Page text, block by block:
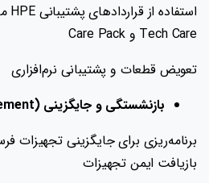
Tech Care و Care Pack
تعویض قطعات و پشتیبانی نرم‌افزاری
بازنشستگی و جایگزینی (End-of-Life / Replacement)
برنامه‌ریزی برای جایگزینی تجهیزات
بازیافت ایمن تجهیزات